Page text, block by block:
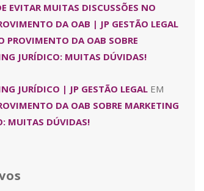
EVITAR MUITAS DISCUSSÕES NO
DA OAB | JP GESTÃO LEGAL
PROVIMENTO DA OAB SOBRE
JURÍDICO: MUITAS DÚVIDAS!
JURÍDICO | JP GESTÃO LEGAL EM
DA OAB SOBRE MARKETING
MUITAS DÚVIDAS!